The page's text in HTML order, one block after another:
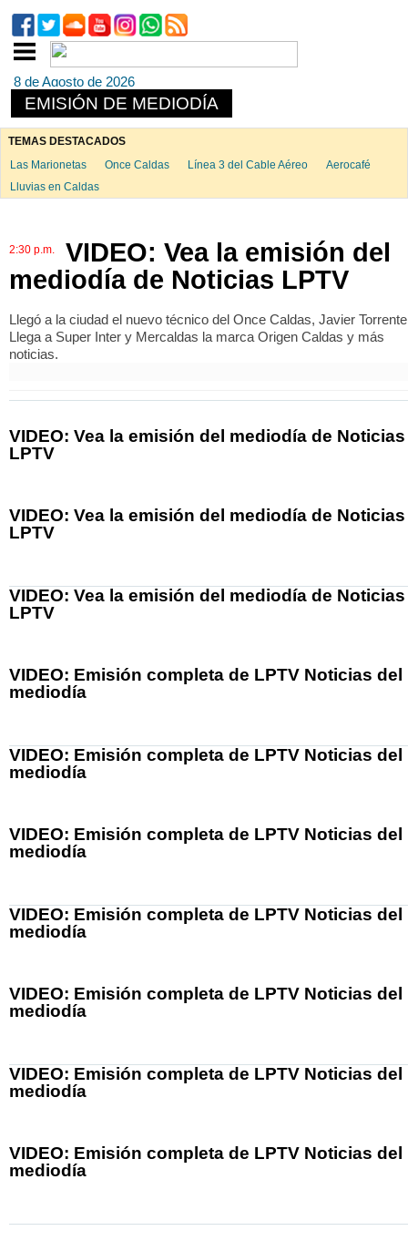
8 de Agosto de 2026
EMISIÓN DE MEDIODÍA
TEMAS DESTACADOS
Las Marionetas
Once Caldas Línea 3 del Cable Aéreo
Aerocafé
Lluvias en Caldas
2:30 p.m.
VIDEO: Vea la emisión del
mediodía de Noticias LPTV
Llegó a la ciudad el nuevo técnico del Once Caldas, Javier
Llega a Super Inter y Mercaldas la marca Origen Caldas y más
noticias.
VIDEO: Vea la emisión del mediodía de Noticias
LPTV
VIDEO: Vea la emisión del mediodía de Noticias
LPTV
VIDEO: Vea la emisión del mediodía de Noticias
LPTV
VIDEO: Emisión completa de LPTV Noticias del
mediodía
VIDEO: Emisión completa de LPTV Noticias del
mediodía
VIDEO: Emisión completa de LPTV Noticias del
mediodía
VIDEO: Emisión completa de LPTV Noticias del
mediodía
VIDEO: Emisión completa de LPTV Noticias del
mediodía
VIDEO: Emisión completa de LPTV Noticias del
mediodía
VIDEO: Emisión completa de LPTV Noticias del
mediodía